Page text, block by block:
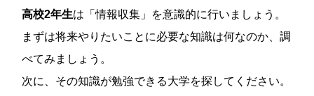
高校2年生は「情報収集」を意識的に行いましょう。
まずは将来やりたいことに必要な知識は何なのか、調
べてみましょう。
次に、その知識が勉強できる大学を探してください。